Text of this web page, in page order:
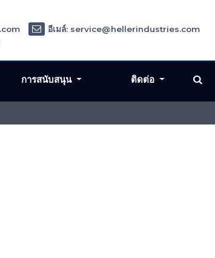
อีเมล์: service@hellerindustries.com
การสนับสนุน ติดต่อ